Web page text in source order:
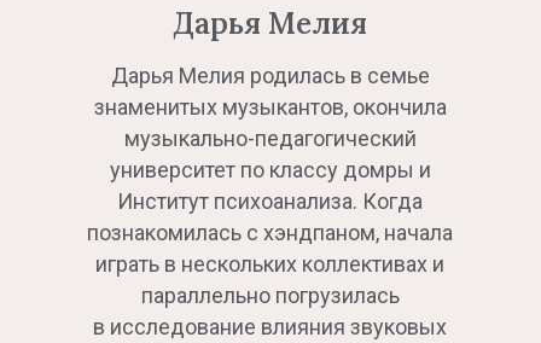
Дарья Мелия
Дарья Мелия родилась в семье
знаменитых музыкантов, окончила
музыкально-педагогический
университет по классу домры и
Институт психоанализа. Когда
познакомилась с хэндпаном, начала
играть в нескольких коллективах и
параллельно погрузилась
в исследование влияния звуковых